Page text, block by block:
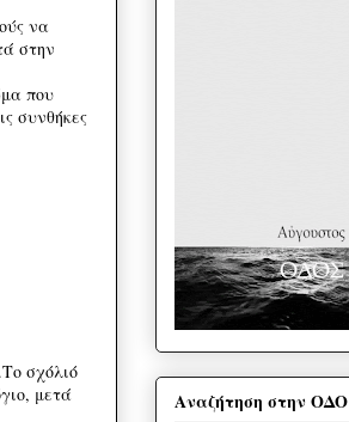
να
στην
που
συνθήκες
σχόλιό
μετά
Αναζήτηση στην ΟΔΟ